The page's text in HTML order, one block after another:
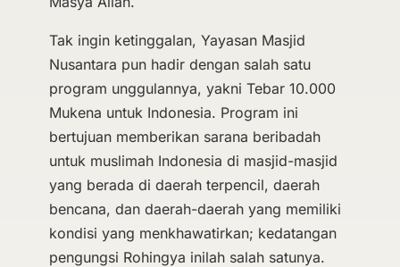
Tak ingin ketinggalan, Yayasan Masjid
Nusantara pun hadir dengan salah satu
program unggulannya, yakni Tebar 10.000
Mukena untuk Indonesia. Program ini
bertujuan memberikan sarana beribadah
untuk muslimah Indonesia di masjid-masjid
yang berada di daerah terpencil, daerah
bencana, dan daerah-daerah yang memiliki
kondisi yang menkhawatirkan; kedatangan
pengungsi Rohingya inilah salah satunya.